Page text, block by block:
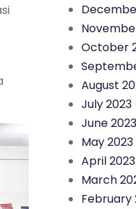
October
August
July 2023
June 2023
May 2023
April 2023
March
February